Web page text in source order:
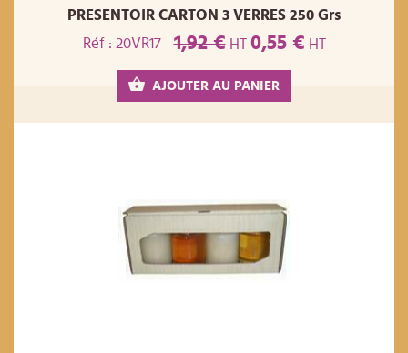
PRESENTOIR CARTON 3 VERRES 250 Grs
Réf : 20VR17
1,92 €HT 0,55 € HT
AJOUTER AU PANIER